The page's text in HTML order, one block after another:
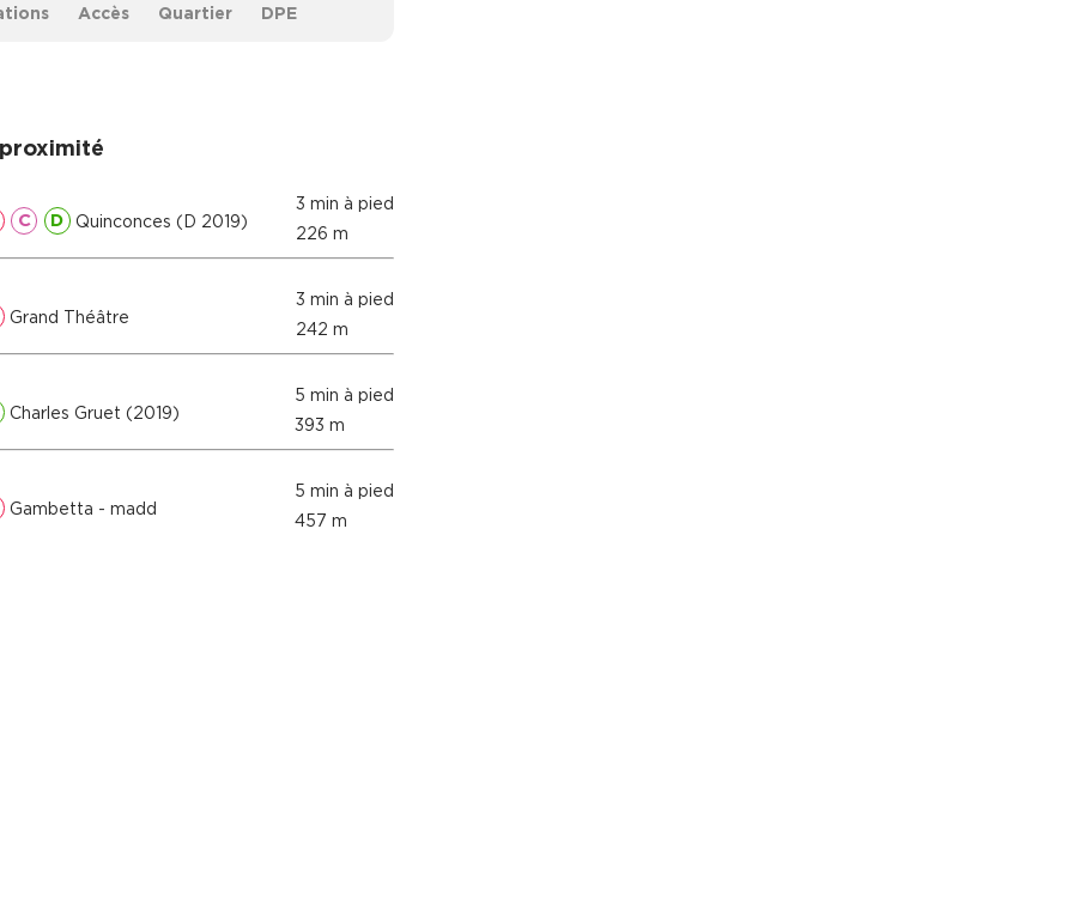
Accès Quartier DPE
C D Quinconces (D 2019)
3 min à pied
226 m
Grand Théâtre
3 min à pied
242 m
Charles Gruet (2019)
5 min à pied
393 m
Gambetta - madd
5 min à pied
457 m